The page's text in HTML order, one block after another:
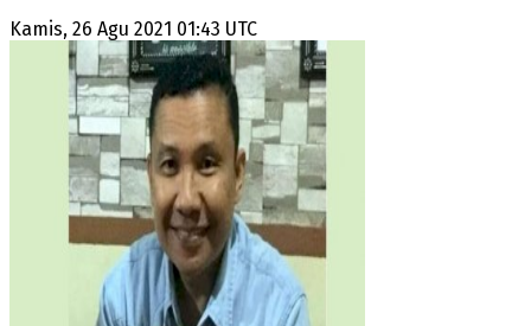
Kamis, 26 Agu 2021 01:43 UTC